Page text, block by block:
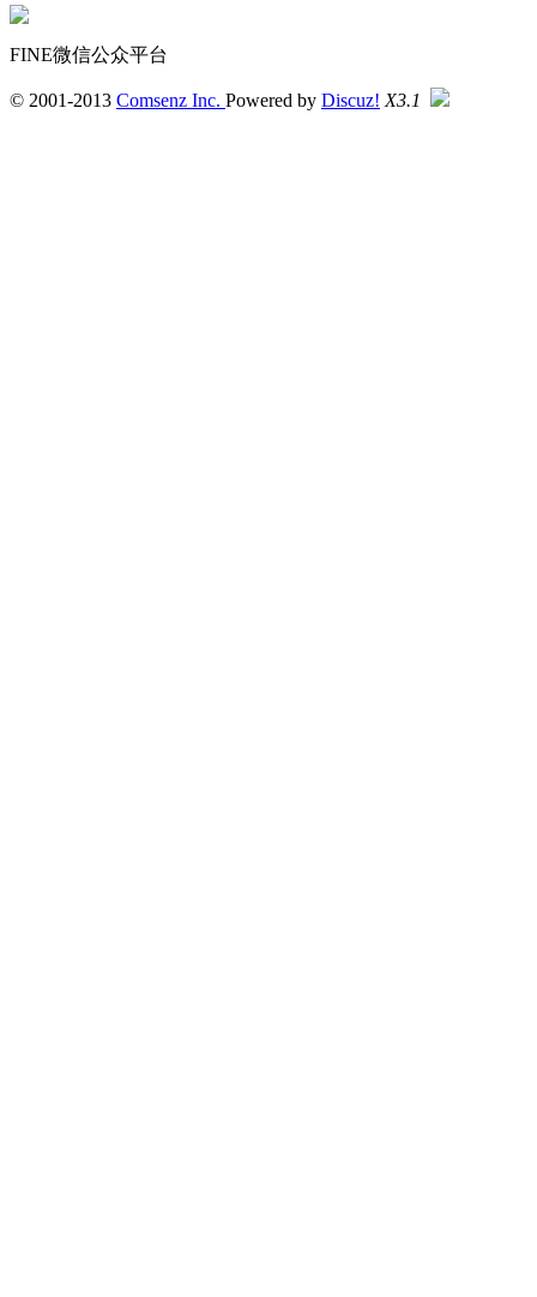
FINE微信公众平台
© 2001-2013 Comsenz Inc. Powered by Discuz! X3.1